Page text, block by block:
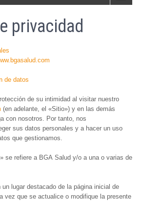
privacidad
de datos
de su intimidad al visitar nuestro
(en adelante, el «Sitio») y en las demás
con nosotros. Por tanto, nos
sus datos personales y a hacer un uso
que gestionamos.
se refiere a BGA Salud y/o a una o varias de
un lugar destacado de la página inicial de
vez que se actualice o modifique la presente